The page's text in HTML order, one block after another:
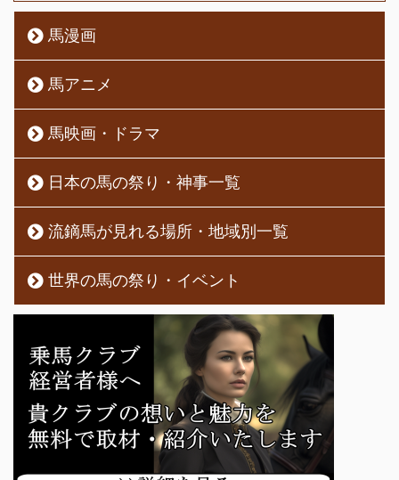
馬漫画
馬アニメ
馬映画・ドラマ
日本の馬の祭り・神事一覧
流鏑馬が見れる場所・地域別一覧
世界の馬の祭り・イベント